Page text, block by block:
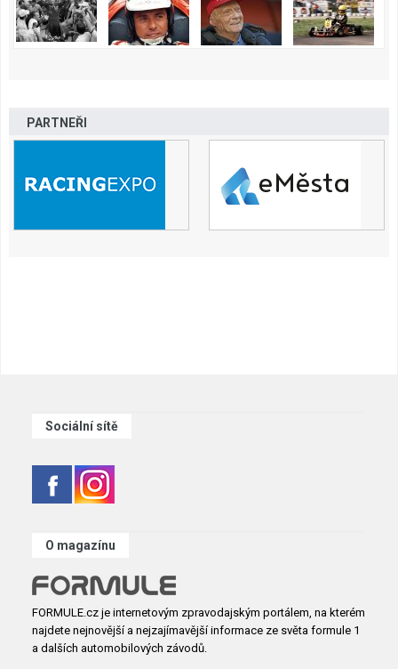
PARTNEŘI
Sociální sítě
O magazínu
FORMULE.cz je internetovým zpravodajským portálem, na kterém
najdete nejnovější a nejzajímavější informace ze světa formule 1
a dalších automobilových závodů.